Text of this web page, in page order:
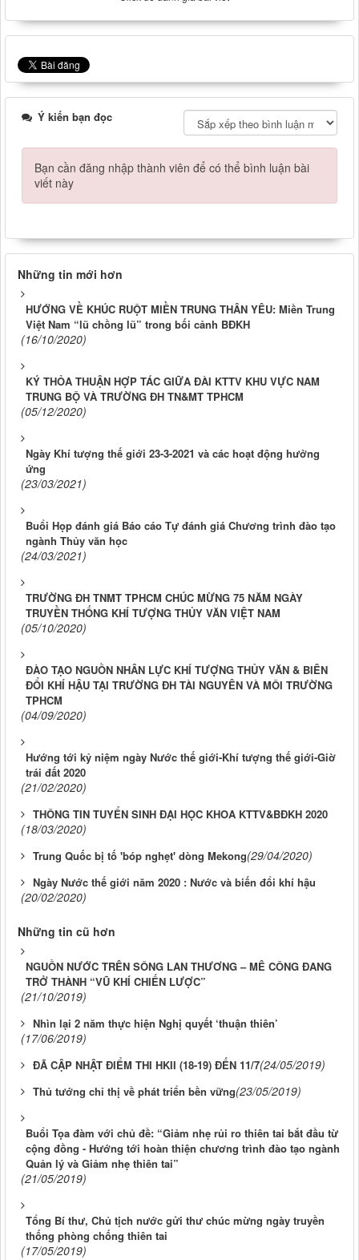
Ý kiến bạn đọc
Bạn cần đăng nhập thành viên để có thể bình luận bài
viết này
Những tin mới hơn
HƯỚNG VỀ KHÚC RUỘT MIỀN TRUNG THÂN YÊU: Miền Trung
Việt Nam “lũ chồng lũ” trong bối cảnh BĐKH
(16/10/2020)
KÝ THỎA THUẬN HỢP TÁC GIỮA ĐÀI KTTV KHU VỰC NAM
TRUNG BỘ VÀ TRƯỜNG ĐH TN&MT TPHCM
(05/12/2020)
Ngày Khí tượng thế giới 23-3-2021 và các hoạt động hưởng
ứng
(23/03/2021)
Buổi Họp đánh giá Báo cáo Tự đánh giá Chương trình đào tạo
ngành Thủy văn học
(24/03/2021)
TRƯỜNG ĐH TNMT TPHCM CHÚC MỪNG 75 NĂM NGÀY
TRUYỀN THỐNG KHÍ TƯỢNG THỦY VĂN VIỆT NAM
(05/10/2020)
ĐÀO TẠO NGUỒN NHÂN LỰC KHÍ TƯỢNG THỦY VĂN & BIÊN
ĐỔI KHÍ HẬU TẠI TRƯỜNG ĐH TÀI NGUYÊN VÀ MÔI TRƯỜNG
TPHCM
(04/09/2020)
Hướng tới kỷ niệm ngày Nước thế giới-Khí tượng thế giới-Giờ
trái đất 2020
(21/02/2020)
THÔNG TIN TUYỂN SINH ĐẠI HỌC KHOA KTTV&BĐKH 2020
(18/03/2020)
Trung Quốc bị tố 'bóp nghẹt' dòng Mekong(29/04/2020)
Ngày Nước thế giới năm 2020 : Nước và biến đổi khí hậu
(20/02/2020)
Những tin cũ hơn
NGUỒN NƯỚC TRÊN SÔNG LAN THƯƠNG – MÊ CÔNG ĐANG
TRỞ THÀNH “VŨ KHÍ CHIẾN LƯỢC”
(21/10/2019)
Nhìn lại 2 năm thực hiện Nghị quyết ‘thuận thiên’
(17/06/2019)
ĐÃ CẬP NHẬT ĐIỂM THI HKII (18-19) ĐẾN 11/7(24/05/2019)
Thủ tướng chỉ thị về phát triển bền vững(23/05/2019)
Buổi Tọa đàm với chủ đề: “Giảm nhẹ rủi ro thiên tai bắt đầu từ
cộng đồng - Hướng tới hoàn thiện chương trình đào tạo ngành
Quản lý và Giảm nhẹ thiên tai”
(21/05/2019)
Tổng Bí thư, Chủ tịch nước gửi thư chúc mừng ngày truyền
thống phòng chống thiên tai
(17/05/2019)